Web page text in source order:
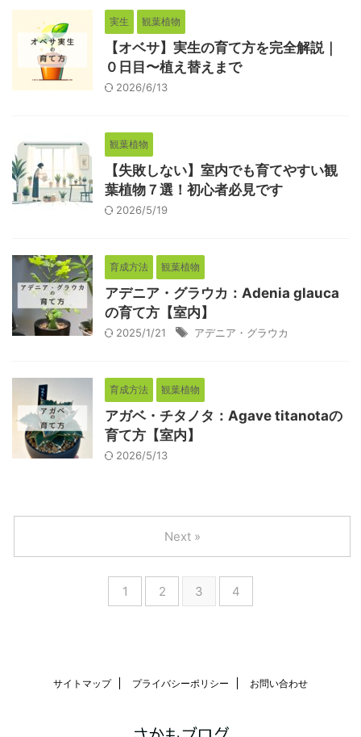
実生 観葉植物
【オベサ】実生の育て方を完全解説｜
０日目〜植え替えまで
2026/6/13
観葉植物
【失敗しない】室内でも育てやすい観
葉植物７選！初心者必見です
2026/5/19
育成方法 観葉植物
アデニア・グラウカ：Adenia glauca
の育て方【室内】
2025/1/21 アデニア・グラウカ
育成方法 観葉植物
アガベ・チタノタ：Agave titanotaの
育て方【室内】
2026/5/13
1 2 3 4
Next »
サイトマップ プライバシーポリシー お問い合わせ